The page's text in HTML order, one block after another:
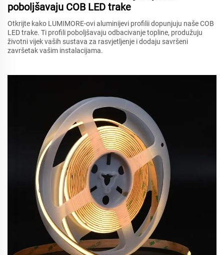
poboljšavaju COB LED trake
Otkrijte kako LUMIMORE-ovi aluminijevi profilii dopunjuju naše COB
LED trake. Ti profili poboljšavaju odbacivanje topline, produžuju
životni vijek vaših sustava za rasvjetljenje i dodaju savršeni
završetak vašim instalacijama.